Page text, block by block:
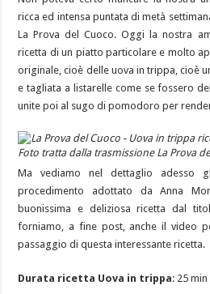
ricca ed intensa puntata di metà
La Prova del Cuoco. Oggi la nostra
ricetta di un piatto particolare e molto
originale, cioè delle uova in trippa, cioè
e tagliata a listarelle come se fossero
unite poi al sugo di pomodoro per
Foto tratta dalla trasmissione La Prova
Ma vediamo nel dettaglio adesso
procedimento adottato da Anna
buonissima e deliziosa ricetta dal
forniamo, a fine post, anche il video
passaggio di questa interessante ricetta.
Durata ricetta Uova in trippa: 25 min